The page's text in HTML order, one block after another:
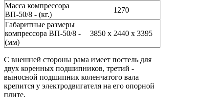
Масса компрессора
ВП-50/8 - (кг.)
1270
Габаритные размеры
компрессора ВП-50/8 -
(мм)
3850 х 2440 х 3395
С внешней стороны рама имеет постель для
двух коренных подшипников, третий -
выносной подшипник коленчатого вала
крепится у электродвигателя на его опорной
плите.